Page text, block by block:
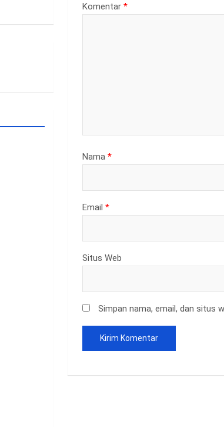
Komentar *
Nama *
Email *
Situs Web
Simpan nama, email, dan situs